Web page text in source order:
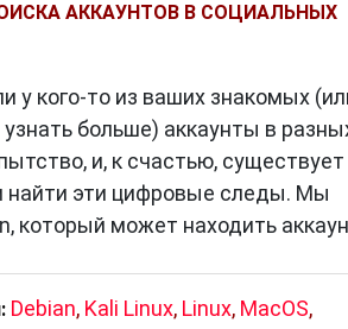
АККАУНТОВ В СОЦИАЛЬНЫХ
у кого-то из ваших знакомых
больше) аккаунты в
и, к счастью, существует
найти эти цифровые следы. Мы
который может находить
Debian, Kali Linux, Linux, MacOS,